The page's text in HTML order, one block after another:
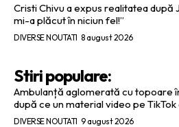
Cristi Chivu a expus realitatea după
mi-a plăcut în niciun fel!”
DIVERSE NOUTATI 8 august 2026
Stiri populare:
Ambulanță aglomerată cu topoare
după ce un material video pe
DIVERSE NOUTATI 9 august 2026